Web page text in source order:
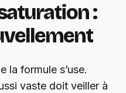
:
la formule s’use.
vaste doit veiller à